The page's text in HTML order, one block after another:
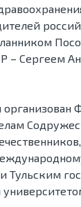
– Сергеем
Тульским